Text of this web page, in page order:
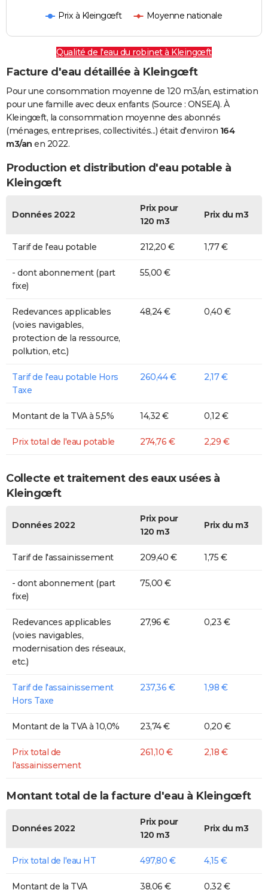
Prix à Kleingœft Moyenne nationale
Qualité de l'eau du robinet à Kleingœft
Facture d'eau détaillée à Kleingœft
Pour une consommation moyenne de 120 m3/an, estimation
pour une famille avec deux enfants (Source : ONSEA). À
Kleingœft, la consommation moyenne des abonnés
(ménages, entreprises, collectivités...) était d'environ 164
m3/an en 2022.
Production et distribution d'eau potable à
Kleingœft
Données 2022
Prix pour
120 m3
Prix du m3
Tarif de l'eau potable 212,20 € 1,77 €
- dont abonnement (part
fixe)
55,00 €
Redevances applicables
(voies navigables,
protection de la ressource,
pollution, etc.)
48,24 € 0,40 €
Tarif de l'eau potable Hors
Taxe
260,44 € 2,17 €
Montant de la TVA à 5,5% 14,32 € 0,12 €
Prix total de l'eau potable 274,76 € 2,29 €
Collecte et traitement des eaux usées à
Kleingœft
Données 2022
Prix pour
120 m3
Prix du m3
Tarif de l'assainissement 209,40 € 1,75 €
- dont abonnement (part
fixe)
75,00 €
Redevances applicables
(voies navigables,
modernisation des réseaux,
etc.)
27,96 € 0,23 €
Tarif de l'assainissement
Hors Taxe
237,36 € 1,98 €
Montant de la TVA à 10,0% 23,74 € 0,20 €
Prix total de
l'assainissement
261,10 € 2,18 €
Montant total de la facture d'eau à Kleingœft
Données 2022
Prix pour
120 m3
Prix du m3
Prix total de l'eau HT 497,80 € 4,15 €
Montant de la TVA 38,06 € 0,32 €